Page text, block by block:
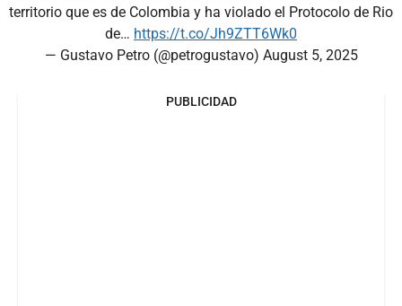
territorio que es de Colombia y ha violado el Protocolo de Rio
de… https://t.co/Jh9ZTT6Wk0
— Gustavo Petro (@petrogustavo) August 5, 2025
PUBLICIDAD